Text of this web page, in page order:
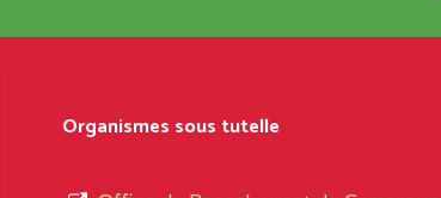
Organismes sous tutelle